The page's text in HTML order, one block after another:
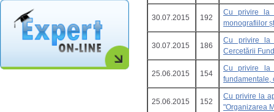
30.07.2015 192
Cu privire la
monografiilor
30.07.2015 186
Cu privire la
Cercetării
25.06.2015 154
Cu privire la
fundamentale,
25.06.2015 152
Cu privire la
"Organizarea